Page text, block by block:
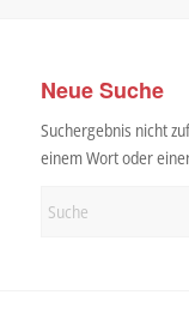
Neue Suche
Suchergebnis nicht
einem Wort oder